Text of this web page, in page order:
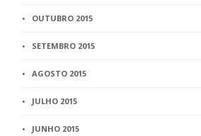
OUTUBRO 2015
SETEMBRO 2015
AGOSTO 2015
JULHO 2015
JUNHO 2015